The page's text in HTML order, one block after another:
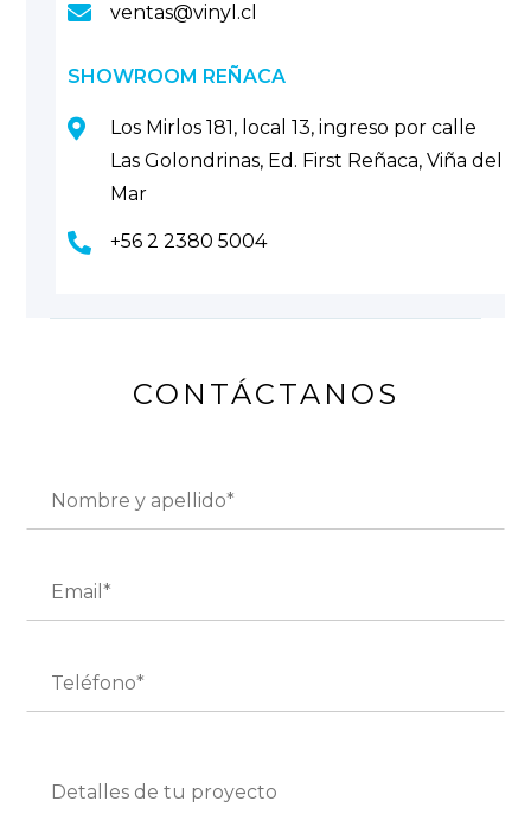
ventas@vinyl.cl
SHOWROOM REÑACA
Los Mirlos 181, local 13, ingreso por calle
Las Golondrinas, Ed. First Reñaca, Viña del
Mar
+56 2 2380 5004
CONTÁCTANOS